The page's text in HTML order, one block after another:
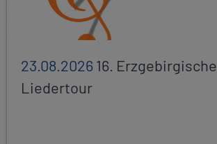
23.08.202616. Erzgebirgische
Liedertour